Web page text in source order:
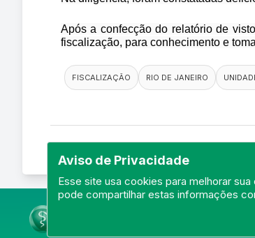
Aviso de Privacidade
Esse site usa cookies para melhorar
pode compartilhar estas informações
Após a confecção do relatório de
fiscalização, para conhecimento e
FISCALIZAÇÃO RIO DE JANEIRO